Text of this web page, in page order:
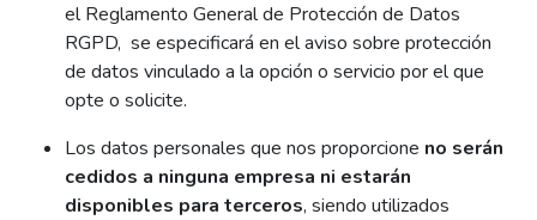
el Reglamento General de Protección de Datos
RGPD, se especificará en el aviso sobre protección
de datos vinculado a la opción o servicio por el que
opte o solicite.
Los datos personales que nos proporcione no serán
cedidos a ninguna empresa ni estarán
disponibles para terceros, siendo utilizados